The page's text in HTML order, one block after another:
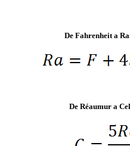
De Fahrenheit a
De Réaumur a